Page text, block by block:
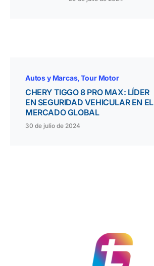
Autos y Marcas Tour Motor
CHERY TIGGO 8 PRO MAX: LÍDER
EN SEGURIDAD VEHICULAR EN EL
MERCADO GLOBAL
30 de julio de 2024